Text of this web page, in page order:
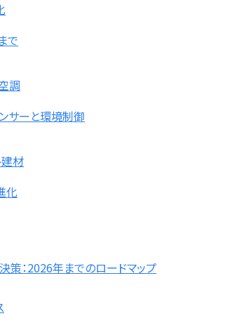
で
調
サーと環境制御
材
化
策：2026年までのロードマップ